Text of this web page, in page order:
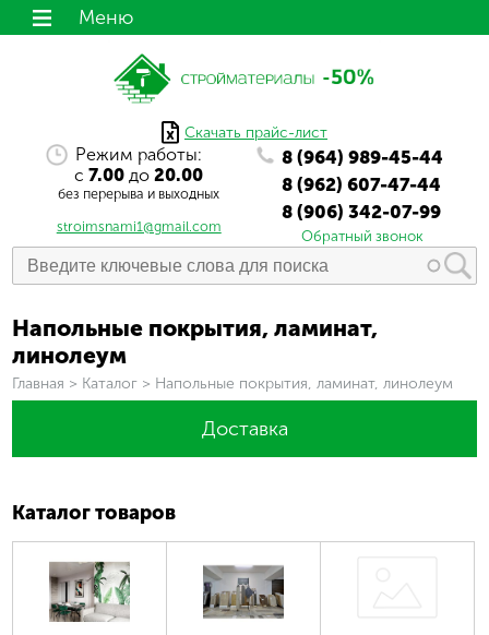
Скачать прайс-лист
Режим работы:
с7.00 до20.00
без перерыва и выходных
stroimsnami1@gmail.com
8 (964) 989-45-44
8 (962) 607-47-44
8 (906) 342-07-99
Обратный звонок
Меню
Напольные покрытия, ламинат,
линолеум
Вы здесь
Главная > Каталог > Напольные покрытия, ламинат, линолеум
Доставка
Каталог товаров